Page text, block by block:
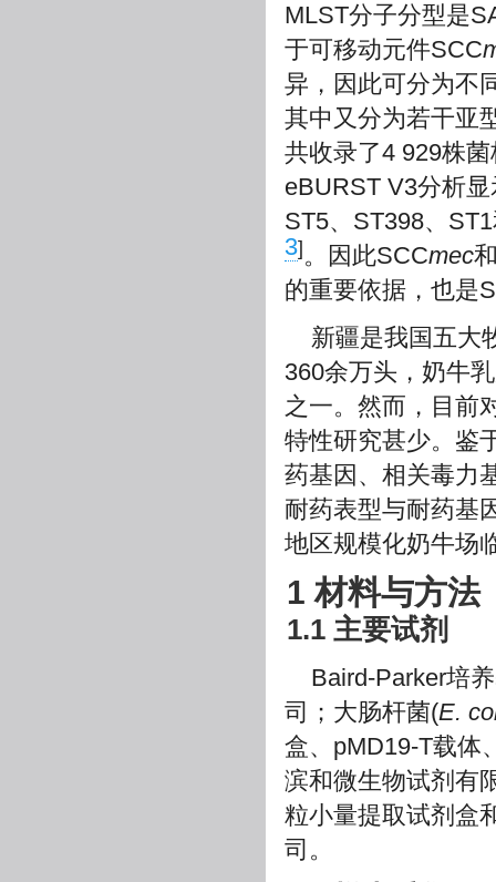
MLST分子分型是
于可移动元件SCC
异，因此可分为不
其中又分为若干亚
共收录了4 929株
eBURST V3分析
ST5、ST398、
3]。因此SCCmec
的重要依据，也是
新疆是我国五大
360余万头，奶牛
之一。然而，目前
特性研究甚少。鉴
药基因、相关毒力
耐药表型与耐药基
地区规模化奶牛场
1 材料与方法
1.1 主要试剂
Baird-Parker培
司；大肠杆菌(E.
盒、pMD19-T载体
滨和微生物试剂有
粒小量提取试剂盒
司。